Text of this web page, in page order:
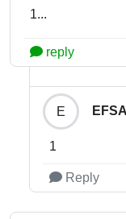
1...
reply
E
1
Reply